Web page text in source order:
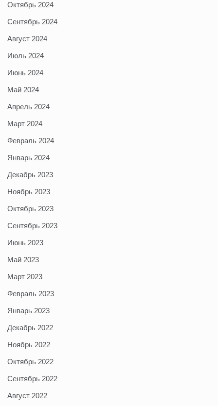
Октябрь 2024
Сентябрь 2024
Август 2024
Июль 2024
Июнь 2024
Май 2024
Апрель 2024
Март 2024
Февраль 2024
Январь 2024
Декабрь 2023
Ноябрь 2023
Октябрь 2023
Сентябрь 2023
Июнь 2023
Май 2023
Март 2023
Февраль 2023
Январь 2023
Декабрь 2022
Ноябрь 2022
Октябрь 2022
Сентябрь 2022
Август 2022